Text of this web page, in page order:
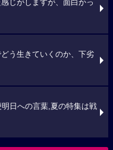
じがしますが、面白かっ
う生きていくのか、下劣
明日への言葉,夏の特集は戦